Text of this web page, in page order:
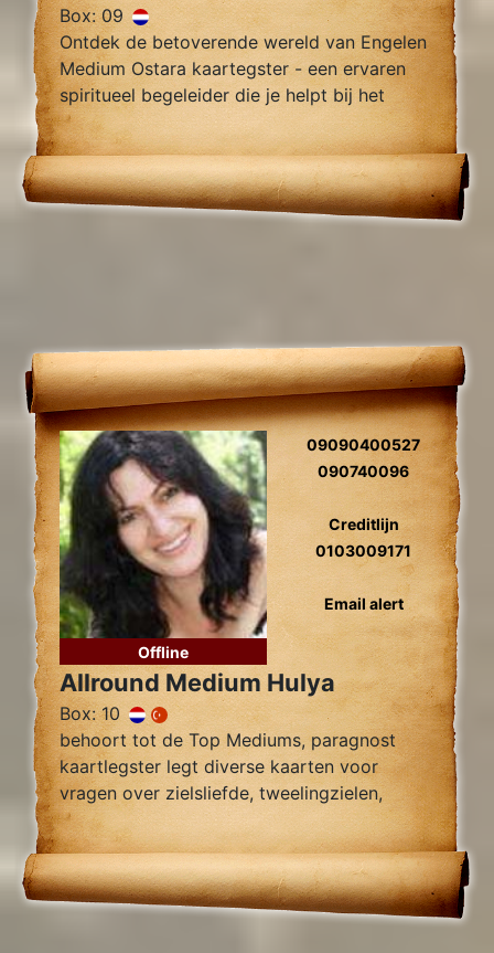
Box: 09
Ontdek de betoverende wereld van Engelen
Medium Ostara kaartegster - een ervaren
spiritueel begeleider die je helpt bij het
vinden van innerlijke rust, helderheid en
begeleiding.
Offline
09090400527
090740096
Creditlijn
0103009171
Email alert
Allround Medium Hulya
Box: 10
behoort tot de Top Mediums, paragnost
kaartlegster legt diverse kaarten voor
vragen over zielsliefde, tweelingzielen,
relatie problemen en al uw overige
Levensvragen.